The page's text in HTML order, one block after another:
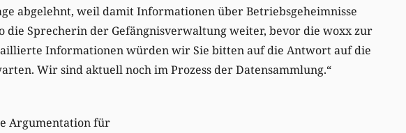
abgelehnt, weil damit Informationen über Betriebsgeheimnisse
die Sprecherin der Gefängnisverwaltung weiter, bevor die woxx zur
Informationen würden wir Sie bitten auf die Antwort auf die
Wir sind aktuell noch im Prozess der Datensammlung.“
Argumentation für